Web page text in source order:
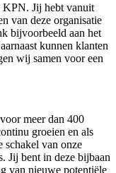
KPN. Jij hebt vanuit
van deze organisatie
bijvoorbeeld aan het
kunnen klanten
wij samen voor een
meer dan 400
groeien en als
schakel van onze
Jij bent in deze bijbaan
van nieuwe potentiële